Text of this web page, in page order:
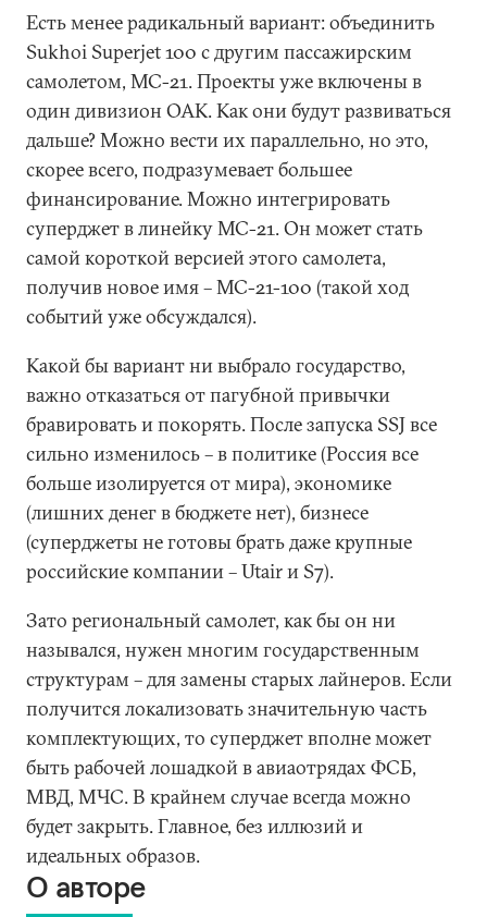
Есть менее радикальный вариант: объединить
Sukhoi Superjet 100 c другим пассажирским
самолетом, МС-21. Проекты уже включены в
один дивизион ОАК. Как они будут развиваться
дальше? Можно вести их параллельно, но это,
скорее всего, подразумевает большее
финансирование. Можно интегрировать
суперджет в линейку МС-21. Он может стать
самой короткой версией этого самолета,
получив новое имя – МС-21-100 (такой ход
событий уже обсуждался).
Какой бы вариант ни выбрало государство,
важно отказаться от пагубной привычки
бравировать и покорять. После запуска SSJ все
сильно изменилось – в политике (Россия все
больше изолируется от мира), экономике
(лишних денег в бюджете нет), бизнесе
(суперджеты не готовы брать даже крупные
российские компании – Utair и S7).
Зато региональный самолет, как бы он ни
назывался, нужен многим государственным
структурам – для замены старых лайнеров. Если
получится локализовать значительную часть
комплектующих, то суперджет вполне может
быть рабочей лошадкой в авиаотрядах ФСБ,
МВД, МЧС. В крайнем случае всегда можно
будет закрыть. Главное, без иллюзий и
идеальных образов.
О авторе